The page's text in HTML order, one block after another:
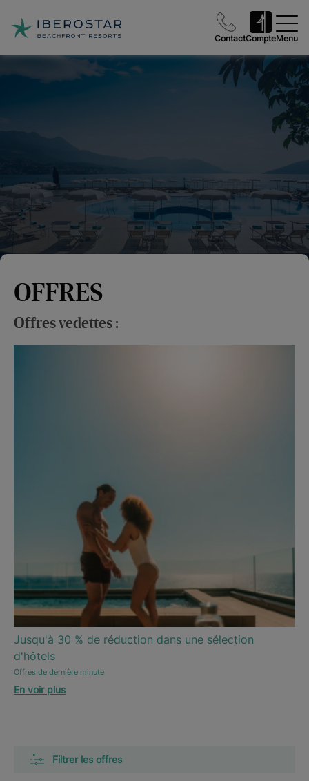
ContactCompteMenu
OFFRES
Offres vedettes :
Jusqu'à 30 % de réduction dans une sélection
d'hôtels
Offres de dernière minute
En voir plus
Filtrer les offres